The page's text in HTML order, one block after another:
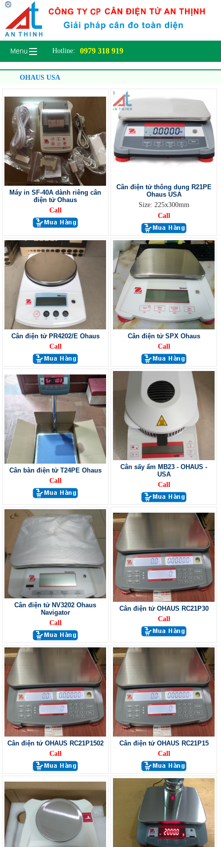
Hotline: 0979 318 919
OHAUS USA
Máy in SF-40A dành riêng cân
điện tử Ohaus
Call
Cân điện tử thông dụng R21PE
Ohaus USA
Size: 225x300mm
Call
Cân điện tử PR4202/E Ohaus
Call
Cân điện tử SPX Ohaus
Call
Cân bàn điện tử T24PE Ohaus
Call
Cân sấy ẩm MB23 - OHAUS -
USA
Call
Cân điện tử NV3202 Ohaus
Navigator
Call
Cân điện tử OHAUS RC21P30
Call
Cân điện tử OHAUS RC21P1502
Call
Cân điện tử OHAUS RC21P15
Call